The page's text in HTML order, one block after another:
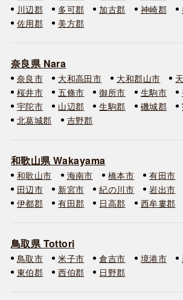
川辺郡
多可郡 加古郡 神崎郡
佐用郡
美方郡
奈良県 Nara
奈良市 大和高田市 大和郡山市
桜井市
五條市 御所市 生駒市
宇陀市
山辺郡 生駒郡 磯城郡
北葛城郡
吉野郡
和歌山県 Wakayama
和歌山市 海南市 橋本市 有田市
田辺市
新宮市 紀の川市 岩出市
伊都郡
有田郡 日高郡 西牟婁郡
鳥取県 Tottori
鳥取市 米子市 倉吉市 境港市
東伯郡
西伯郡 日野郡